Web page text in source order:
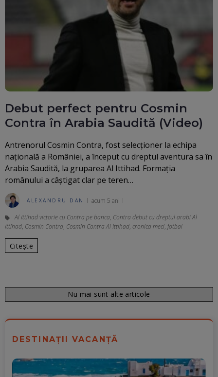
Debut perfect pentru Cosmin
Contra în Arabia Saudită (Video)
Antrenorul Cosmin Contra, fost selecționer la echipa
națională a României, a început cu dreptul aventura sa în
Arabia Saudită, la gruparea Al Ittihad. Formația
românului a câștigat clar pe teren…
ALEXANDRU DAN acum 5 ani
Al Ittihad victorie cu Contra pe banca, Contra debut cu dreptul arabi Al
Ittihad, Cosmin Contra, Cosmin Contra Al Ittihad, cronica meci, fotbal
Citește
Nu mai sunt alte articole
DESTINAȚII VACANȚĂ